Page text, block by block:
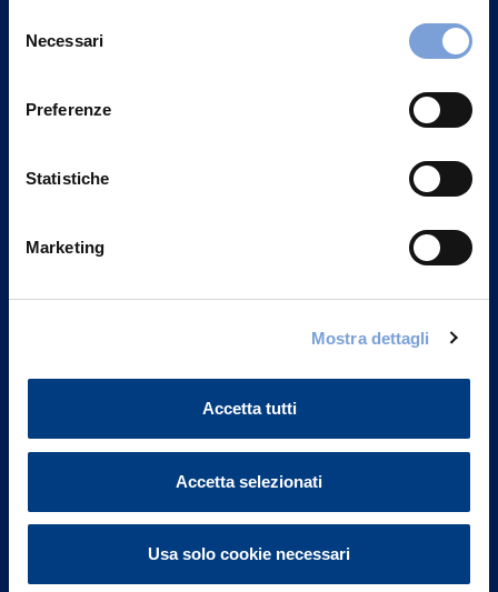
può trovare nel footer del sito nella sezione "Informativa
delNecessari
Preferenze
Statistiche
Marketing
Mostra dettagli
Accetta tutti
Accetta selezionati
Usa solo cookie necessari
Vittoria Assicurazioni S.p.A.
Governance
Altre informazioni